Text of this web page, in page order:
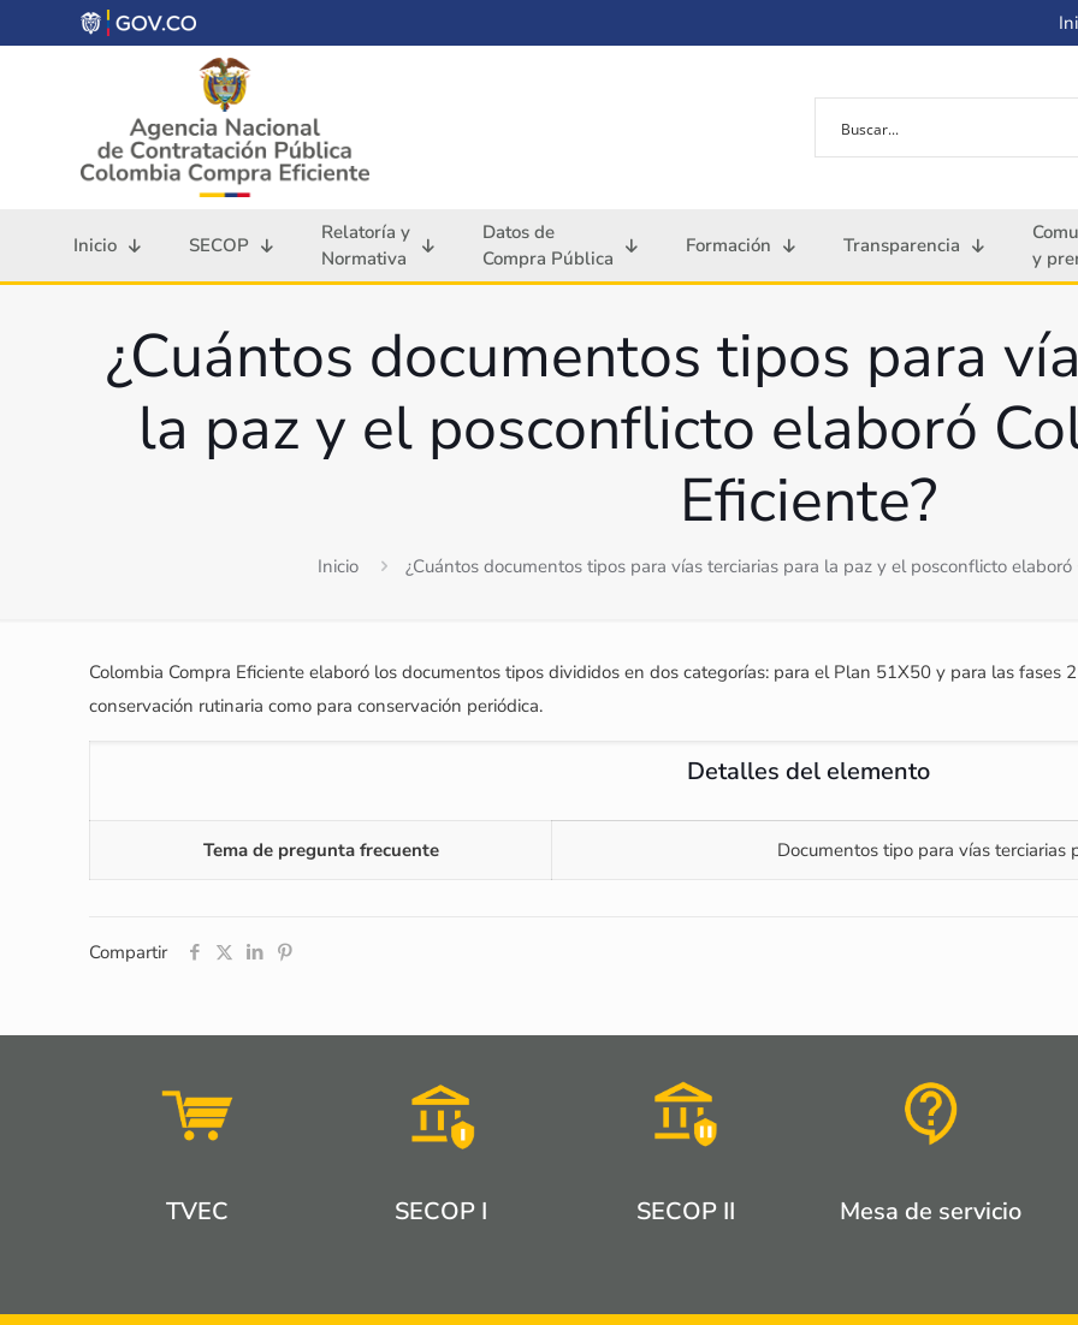
Inicio SECOP
Relatoría y
Normativa
Datos de
Compra Pública
Formación Transparencia
y
¿Cuántos documentos tipos para
la paz y el posconflicto elaboró
Eficiente?
Inicio ¿Cuántos documentos tipos para vías terciarias para la paz y el posconflicto
Colombia Compra Eficiente elaboró los documentos tipos divididos en dos categorías: para el Plan 51X50 y para las fases
conservación rutinaria como para conservación periódica.
Detalles del elemento
Tema de pregunta frecuente Documentos tipo para vías
Compartir
TVEC SECOP I SECOP II Mesa de servicio